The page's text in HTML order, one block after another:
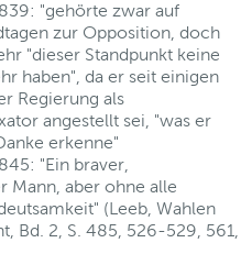
"gehörte zwar auf
zur Opposition, doch
"dieser Standpunkt keine
haben", da er seit einigen
Regierung als
angestellt sei, "was er
erkenne"
"Ein braver,
Mann, aber ohne alle
(Leeb, Wahlen
Bd. 2, S. 485, 526-529, 561,